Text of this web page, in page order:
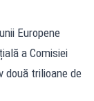
Europene
a Comisiei
două trilioane de